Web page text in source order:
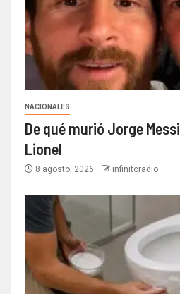
NACIONALES
De qué murió Jorge
Lionel
8 agosto, 2026 infinitoradio